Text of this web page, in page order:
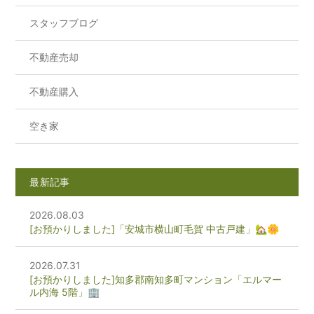
スタッフブログ
不動産売却
不動産購入
空き家
最新記事
2026.08.03
[お預かりしました]「安城市横山町毛賀 中古戸建」🏡🌼
2026.07.31
[お預かりしました]知多郡南知多町マンション「エルマー
ル内海 5階」🏢